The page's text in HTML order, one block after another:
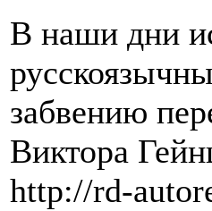
В наши дни
забвению
Виктора
http://rd-